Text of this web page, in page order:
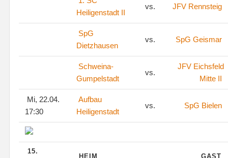
Heiligenstadt II
vs. JFV Rennsteig
SpG
Dietzhausen
vs. SpG Geismar
Schweina-
Gumpelstadt
vs.
JFV Eichsfeld
Mitte II
Mi, 22.04.
17:30
Aufbau
Heiligenstadt
vs. SpG Bielen
15.
HEIM GAST